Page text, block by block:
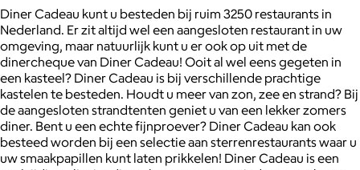
Diner Cadeau kunt u besteden bij ruim 3250 restaurants in
Nederland. Er zit altijd wel een aangesloten restaurant in uw
omgeving, maar natuurlijk kunt u er ook op uit met de
dinercheque van Diner Cadeau! Ooit al wel eens gegeten in
een kasteel? Diner Cadeau is bij verschillende prachtige
kastelen te besteden. Houdt u meer van zon, zee en strand? Bij
de aangesloten strandtenten geniet u van een lekker zomers
diner. Bent u een echte fijnproever? Diner Cadeau kan ook
besteed worden bij een selectie aan sterrenrestaurants waar u
uw smaakpapillen kunt laten prikkelen! Diner Cadeau is een